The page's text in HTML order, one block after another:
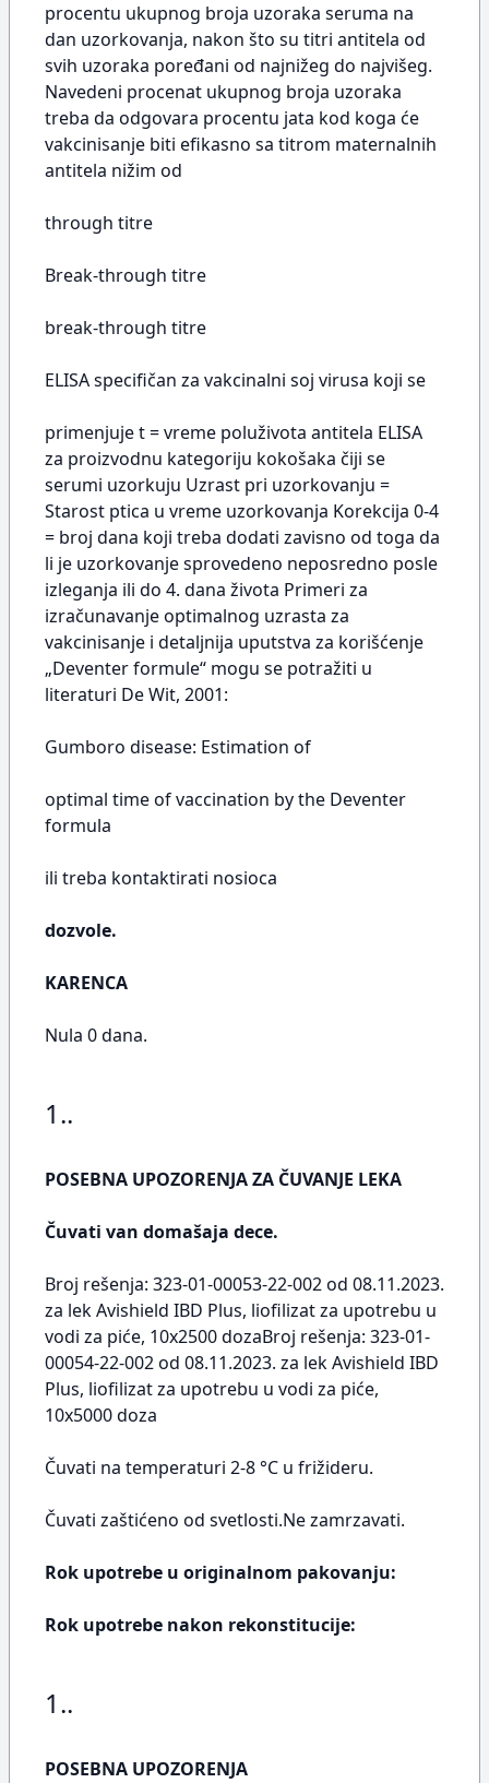
procentu ukupnog broja uzoraka seruma na
dan uzorkovanja, nakon što su titri antitela od
svih uzoraka poređani od najnižeg do najvišeg.
Navedeni procenat ukupnog broja uzoraka
treba da odgovara procentu jata kod koga će
vakcinisanje biti efikasno sa titrom maternalnih
antitela nižim od
through titre
Break-through titre
break-through titre
ELISA specifičan za vakcinalni soj virusa koji se
primenjuje t = vreme poluživota antitela ELISA
za proizvodnu kategoriju kokošaka čiji se
serumi uzorkuju Uzrast pri uzorkovanju =
Starost ptica u vreme uzorkovanja Korekcija 0-4
= broj dana koji treba dodati zavisno od toga da
li je uzorkovanje sprovedeno neposredno posle
izleganja ili do 4. dana života Primeri za
izračunavanje optimalnog uzrasta za
vakcinisanje i detaljnija uputstva za korišćenje
„Deventer formule“ mogu se potražiti u
literaturi De Wit, 2001:
Gumboro disease: Estimation of
optimal time of vaccination by the Deventer
formula
ili treba kontaktirati nosioca
dozvole.
KARENCA
Nula 0 dana.
1..
POSEBNA UPOZORENJA ZA ČUVANJE LEKA
Čuvati van domašaja dece.
Broj rešenja: 323-01-00053-22-002 od 08.11.2023.
za lek Avishield IBD Plus, liofilizat za upotrebu u
vodi za piće, 10x2500 dozaBroj rešenja: 323-01-
00054-22-002 od 08.11.2023. za lek Avishield IBD
Plus, liofilizat za upotrebu u vodi za piće,
10x5000 doza
Čuvati na temperaturi 2-8 °C u frižideru.
Čuvati zaštićeno od svetlosti.Ne zamrzavati.
Rok upotrebe u originalnom pakovanju:
Rok upotrebe nakon rekonstitucije:
1..
POSEBNA UPOZORENJA